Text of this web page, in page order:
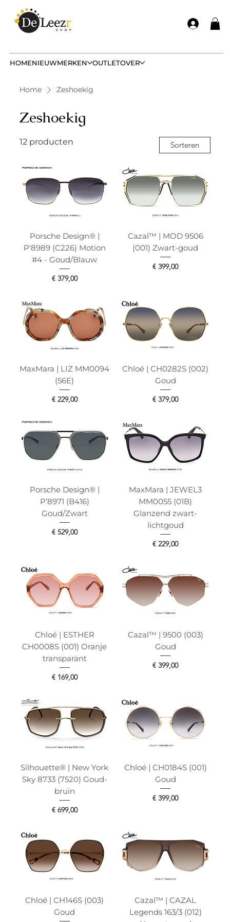
HOMENIEUWMERKEN OUTLETOVER
Home Zeshoekig
Zeshoekig
12 producten Sorteren
Porsche Design® |
P'8989 (C226) Motion
#4 - Goud/Blauw
Prijs
€ 379,00
Cazal™ | MOD 9506
(001) Zwart-goud
Prijs
€ 399,00
MaxMara | LIZ MM0094
(56E)
Prijs
€ 229,00
Chloé | CH0282S (002)
Goud
Prijs
€ 379,00
Porsche Design® |
P’8971 (B416)
Goud/Zwart
Prijs
€ 529,00
MaxMara | JEWEL3
MM0055 (01B)
Glanzend zwart-
lichtgoud
Prijs
€ 229,00
Chloé | ESTHER
CH0008S (001) Oranje
transparant
Prijs
€ 169,00
Cazal™ | 9500 (003)
Goud
Prijs
€ 399,00
Silhouette® | New York
Sky 8733 (7520) Goud-
bruin
Prijs
€ 699,00
Chloé | CH0184S (001)
Goud
Prijs
€ 399,00
Chloé | CH146S (003)
Goud
Cazal™ | CAZAL
Legends 163/3 (012)